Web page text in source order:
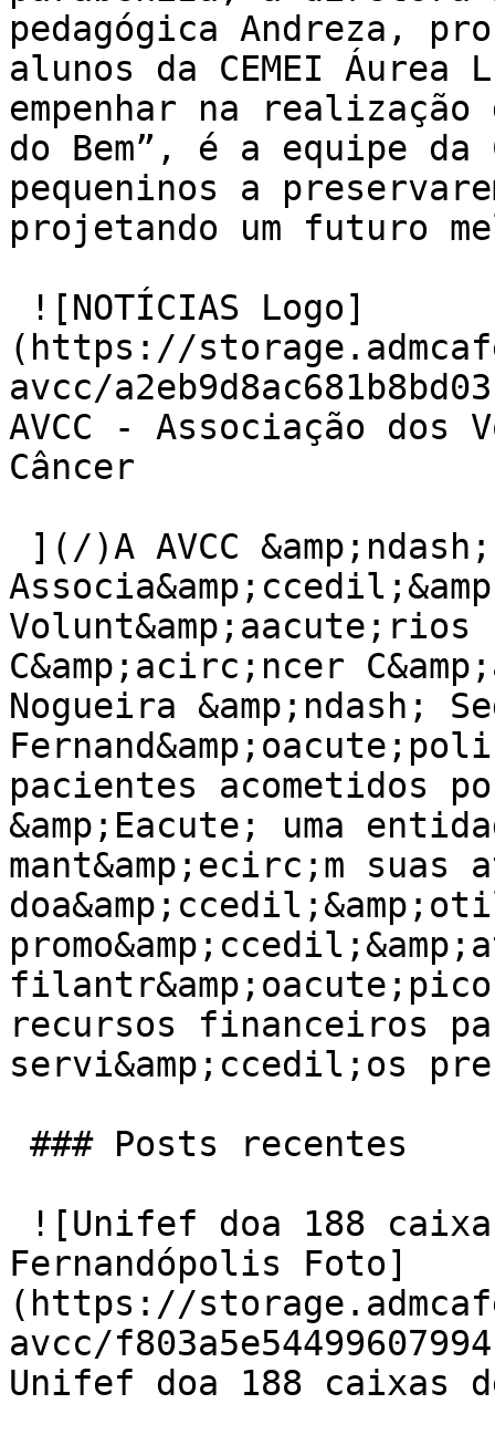
pedagógica Andreza,
alunos da CEMEI
empenhar na
do Bem”, é a equipe da
pequeninos a
projetando um futuro
(https://
avcc/
AVCC - Associação dos
Câncer
Volunt&amp;aacute;rios
C&amp;acirc;ncer
Nogueira &amp;ndash;
pacientes acometidos
&amp;Eacute; uma
mant&amp;ecirc;m
recursos financeiros
servi&amp;ccedil;os
Fernandópolis Foto]
(https://
avcc/
Unifef doa 188 caixas